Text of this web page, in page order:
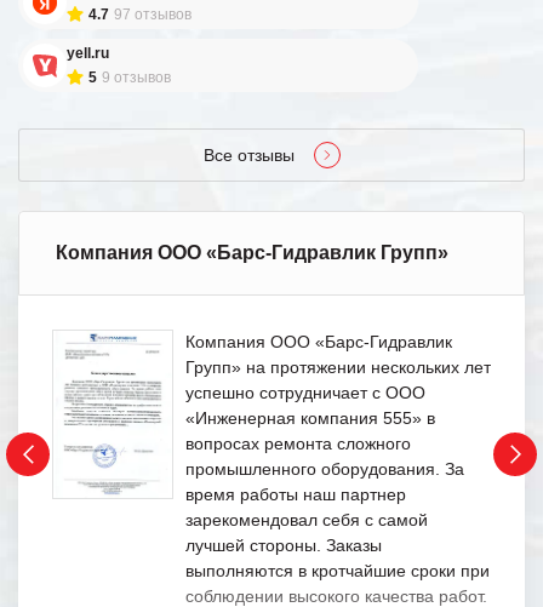
4.7 97 отзывов
yell.ru
5 9 отзывов
Все отзывы
Компания ООО «Барс-Гидравлик Групп»
Компания ООО «Барс-Гидравлик
Групп» на протяжении нескольких лет
успешно сотрудничает с ООО
«Инженерная компания 555» в
вопросах ремонта сложного
промышленного оборудования. За
время работы наш партнер
зарекомендовал себя с самой
лучшей стороны. Заказы
выполняются в кротчайшие сроки при
соблюдении высокого качества работ.